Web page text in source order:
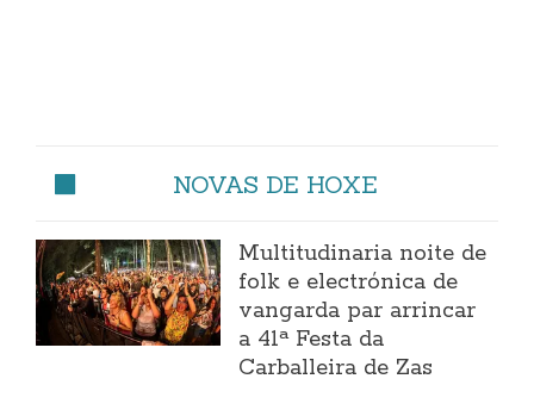
NOVAS DE HOXE
Multitudinaria noite de
folk e electrónica de
vangarda par arrincar
a 41ª Festa da
Carballeira de Zas